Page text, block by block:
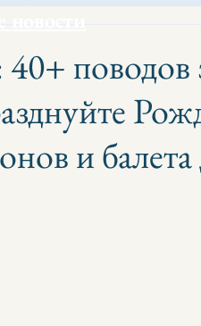
поводов
и балета
новости